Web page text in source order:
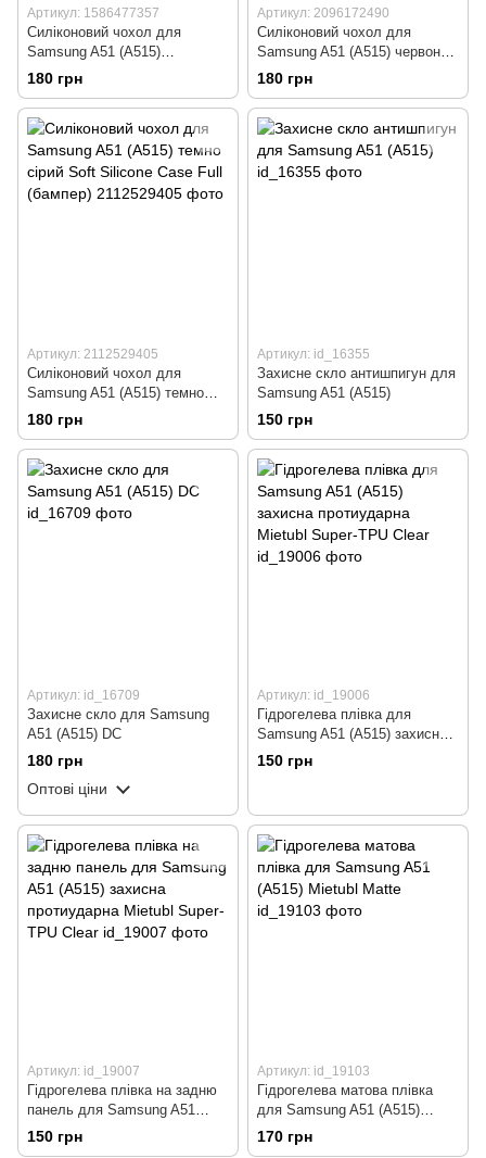
Артикул: 1586477357
Силіконовий чохол для
Samsung A51 (A515)
фіалковий Soft Silicone Case
Full (бампер)
180 грн
Артикул: 2096172490
Силіконовий чохол для
Samsung A51 (A515) червоний
Soft Silicone Case Full
(бампер)
180 грн
Артикул: 2112529405
Силіконовий чохол для
Samsung A51 (A515) темно
сірий Soft Silicone Case Full
(бампер)
180 грн
Артикул: id_16355
Захисне скло антишпигун для
Samsung A51 (A515)
150 грн
Артикул: id_16709
Захисне скло для Samsung
A51 (A515) DC
180 грн
Оптові ціни
Артикул: id_19006
Гідрогелева плівка для
Samsung A51 (A515) захисна
протиударна Mietubl Super-
TPU Clear
150 грн
Артикул: id_19007
Гідрогелева плівка на задню
панель для Samsung A51
(A515) захисна протиударна
Mietubl Super-TPU Clear
150 грн
Артикул: id_19103
Гідрогелева матова плівка
для Samsung A51 (A515)
Mietubl Matte
170 грн